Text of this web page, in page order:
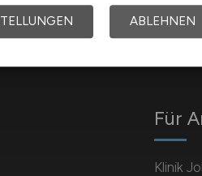
Für
Klinik
ABLEHNEN